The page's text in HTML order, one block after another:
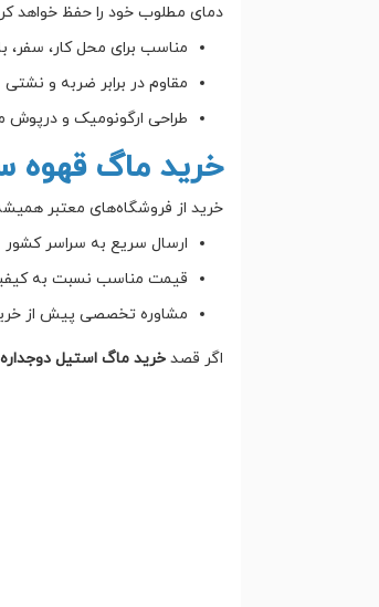
دمای مطلوب خود را حفظ خواهد
مناسب برای محل کار، سفر،
مقاوم در برابر ضربه و نشتی
طراحی ارگونومیک و درپوش
خرید ماگ قهوه
خرید از فروشگاه‌های معتبر
ارسال سریع به سراسر کشور
قیمت مناسب نسبت به
مشاوره تخصصی پیش از
اگر قصد خرید ماگ استیل دوجداره